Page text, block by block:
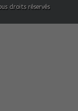
droits réservés